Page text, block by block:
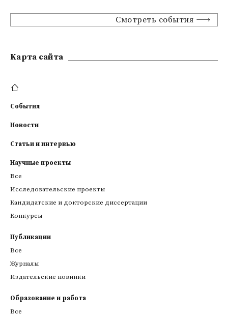
Смотреть события
Kарта сайта
События
Новости
Статьи и интервью
Научные проекты
Все
Исследовательские проекты
Кандидатские и докторские диссертации
Конкурсы
Публикации
Все
Журналы
Издательские новинки
Образование и работа
Все